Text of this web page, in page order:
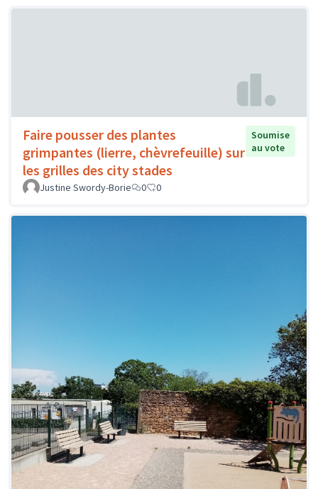
Faire pousser des plantes
grimpantes (lierre, chèvrefeuille) sur
les grilles des city stades
Soumise
au vote
Justine Swordy-Borie 0 0